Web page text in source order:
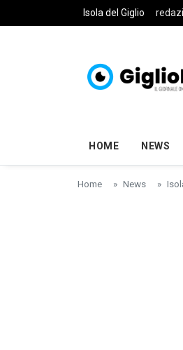
Skip to main content
Isola del Giglio
HOME NEWS
Home News